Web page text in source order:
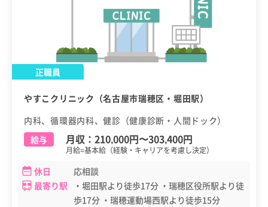
正職員
やすこクリニック（名古屋市瑞穂区・堀田駅）
内科、循環器内科、健診（健康診断・人間ドック）
給与
月収： 210,000円〜303,400円
月給=基本給（経験・キャリアを考慮し決定）
休日
応相談
最寄り駅
・堀田駅より徒歩17分 ・瑞穂区役所駅より徒
歩17分 ・瑞穂運動場西駅より徒歩15分